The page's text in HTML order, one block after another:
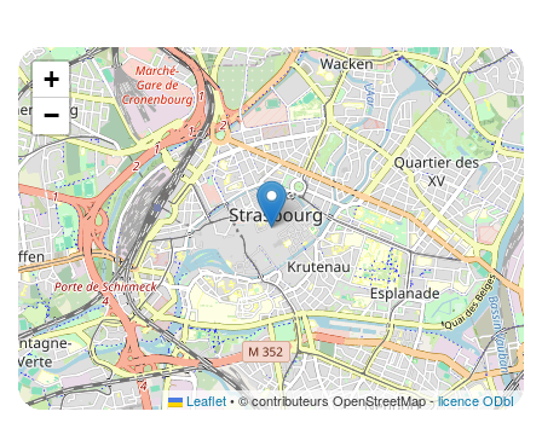
+
−
Leaflet• © contributeurs OpenStreetMap -licence ODbL